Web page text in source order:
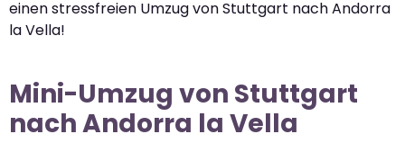
einen stressfreien Umzug von Stuttgart nach Andorra
la Vella!
Mini-Umzug von Stuttgart
nach Andorra la Vella